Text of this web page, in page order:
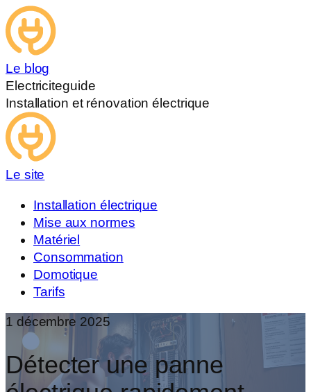
Le blog
Electriciteguide
Installation et rénovation électrique
Le site
Installation électrique
Mise aux normes
Matériel
Consommation
Domotique
Tarifs
1 décembre 2025
Détecter une panne